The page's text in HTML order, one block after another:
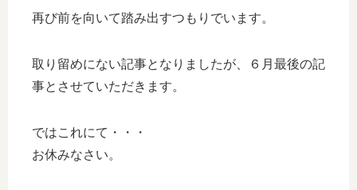
再び前を向いて踏み出すつもりでいます。
取り留めにない記事となりましたが、６月最後の記
事とさせていただきます。
ではこれにて・・・
お休みなさい。